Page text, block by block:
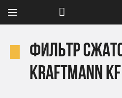
Фильтр
Kraftmann KF